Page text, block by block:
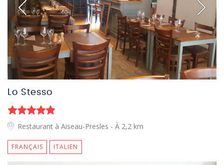
Lo Stesso
Restaurant à Aiseau-Presles - À 2,2 km
FRANÇAIS ITALIEN